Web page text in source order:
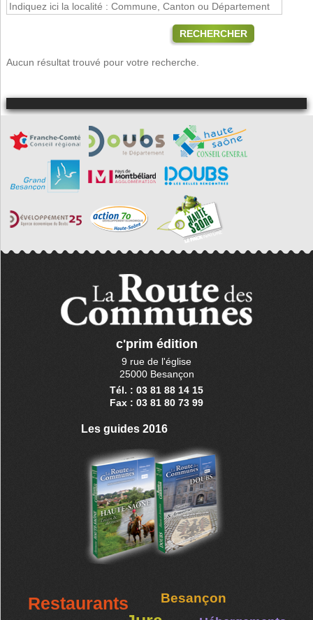
RECHERCHER
Aucun résultat trouvé pour votre recherche.
c'prim édition
9 rue de l'église
25000 Besançon
Tél. : 03 81 88 14 15
Fax : 03 81 80 73 99
Les guides 2016
Restaurants Besançon